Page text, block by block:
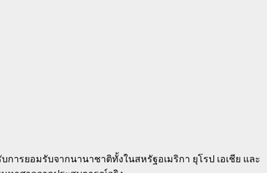
ารยอมรับจากนานาชาติทั้งในสหรัฐอเมริกา ยุโรป เอเชีย และ